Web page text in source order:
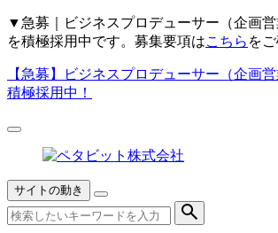
▼ 急募｜ビジネスプロデューサー（企画営
を積極採用中です。募集要項はこちら を
【急募】
ビジネスプロデューサー（企画営
積極採用中！
サイトの動き